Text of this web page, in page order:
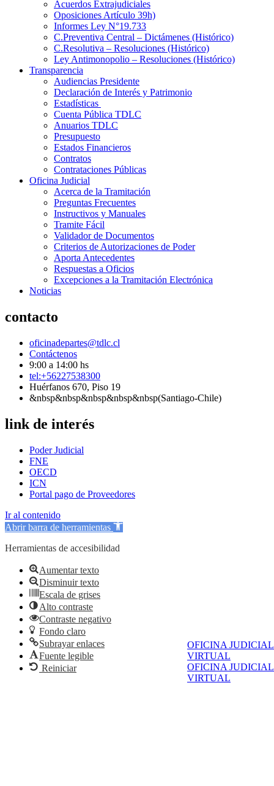
OFICINA JUDICIAL
VIRTUAL
OFICINA JUDICIAL
VIRTUAL
Acuerdos Extrajudiciales
Oposiciones Artículo 39h)
Informes Ley N°19.733
C.Preventiva Central – Dictámenes (Histórico)
C.Resolutiva – Resoluciones (Histórico)
Ley Antimonopolio – Resoluciones (Histórico)
Transparencia
Audiencias Presidente
Declaración de Interés y Patrimonio
Estadísticas
Cuenta Pública TDLC
Anuarios TDLC
Presupuesto
Estados Financieros
Contratos
Contrataciones Públicas
Oficina Judicial
Acerca de la Tramitación
Preguntas Frecuentes
Instructivos y Manuales
Tramite Fácil
Validador de Documentos
Criterios de Autorizaciones de Poder
Aporta Antecedentes
Respuestas a Oficios
Excepciones a la Tramitación Electrónica
Noticias
contacto
oficinadepartes@tdlc.cl
Contáctenos
9:00 a 14:00 hs
tel:+56227538300
Huérfanos 670, Piso 19
&nbsp&nbsp&nbsp&nbsp&nbsp(Santiago-Chile)
link de interés
Poder Judicial
FNE
OECD
ICN
Portal pago de Proveedores
Ir al contenido
Abrir barra de herramientas
Herramientas de accesibilidad
Aumentar texto
Disminuir texto
Escala de grises
Alto contraste
Contraste negativo
Fondo claro
Subrayar enlaces
Fuente legible
Reiniciar